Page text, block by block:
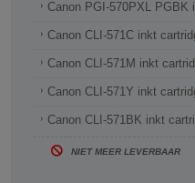
Canon CLI-571C inkt
Canon CLI-571M inkt
Canon CLI-571Y inkt
Canon CLI-571BK inkt
NIET MEER LEVERBAAR